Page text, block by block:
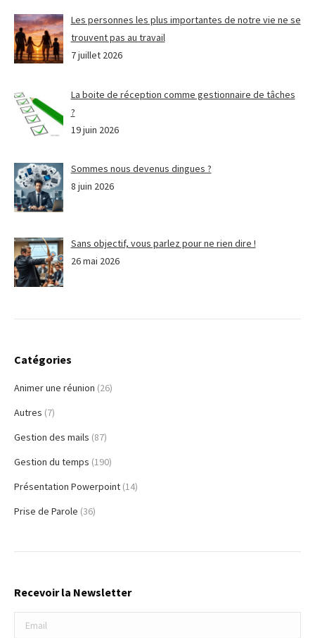
Les personnes les plus importantes de notre vie ne se
trouvent pas au travail
7 juillet 2026
La boite de réception comme gestionnaire de tâches
?
19 juin 2026
Sommes nous devenus dingues ?
8 juin 2026
Sans objectif, vous parlez pour ne rien dire !
26 mai 2026
Catégories
Animer une réunion (26)
Autres (7)
Gestion des mails (87)
Gestion du temps (190)
Présentation Powerpoint (14)
Prise de Parole (36)
Recevoir la Newsletter